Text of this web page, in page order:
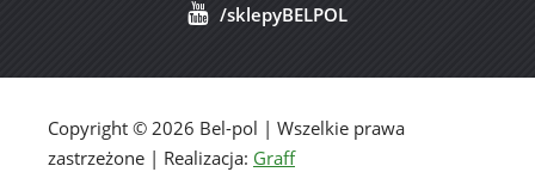
/sklepyBELPOL
Copyright © 2026 Bel-pol | Wszelkie prawa
zastrzeżone | Realizacja: Graff